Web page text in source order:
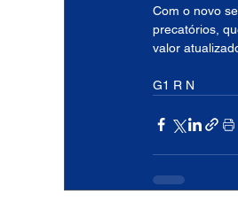
Com o novo
precatórios,
valor
G1 R N